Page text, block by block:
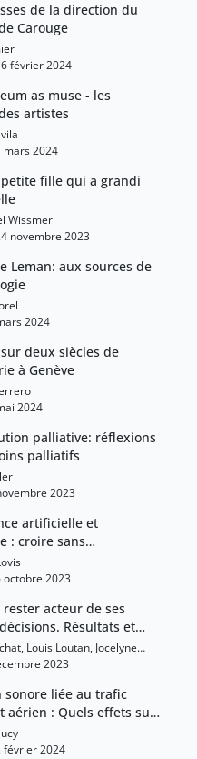
de la direction du
Carouge
février 2024
as muse - les
artistes
mars 2024
fille qui a grandi
Wissmer
novembre 2023
Leman: aux sources de
2024
deux siècles de
à Genève
2024
palliative: réflexions
palliatifs
2023
artificielle et
: croire sans
octobre 2023
rester acteur de ses
Résultats et
du sondage UNI3
Louis Loutan, Jocelyne
Sauvain-Dugerdil,
2023
sonore liée au trafic
aérien : Quels effets sur
février 2024